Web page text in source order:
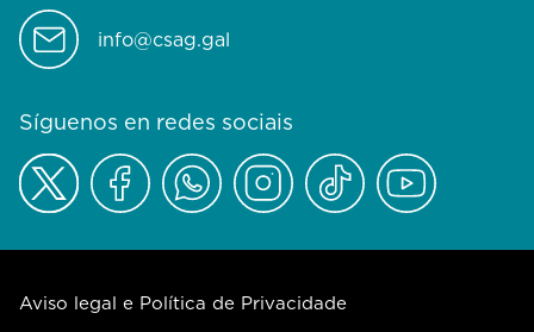
info@csag.gal
Síguenos en redes sociais
Aviso legal e Política de Privacidade